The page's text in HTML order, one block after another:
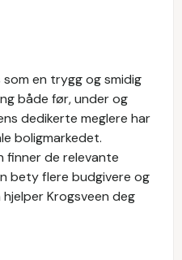
som en trygg og smidig
både før, under og
dedikerte meglere har
boligmarkedet.
finner de relevante
bety flere budgivere og
Krogsveen deg